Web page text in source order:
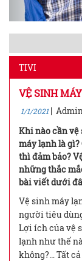
TIVI
VỆ SINH
1/1/2021 | Admin
Khi nào cần
máy lạnh là
thì đảm bảo?
những thắc
bài viết dưới
Vệ sinh máy
người tiêu
Lợi ích của vệ
lạnh như thế
không?… Tất